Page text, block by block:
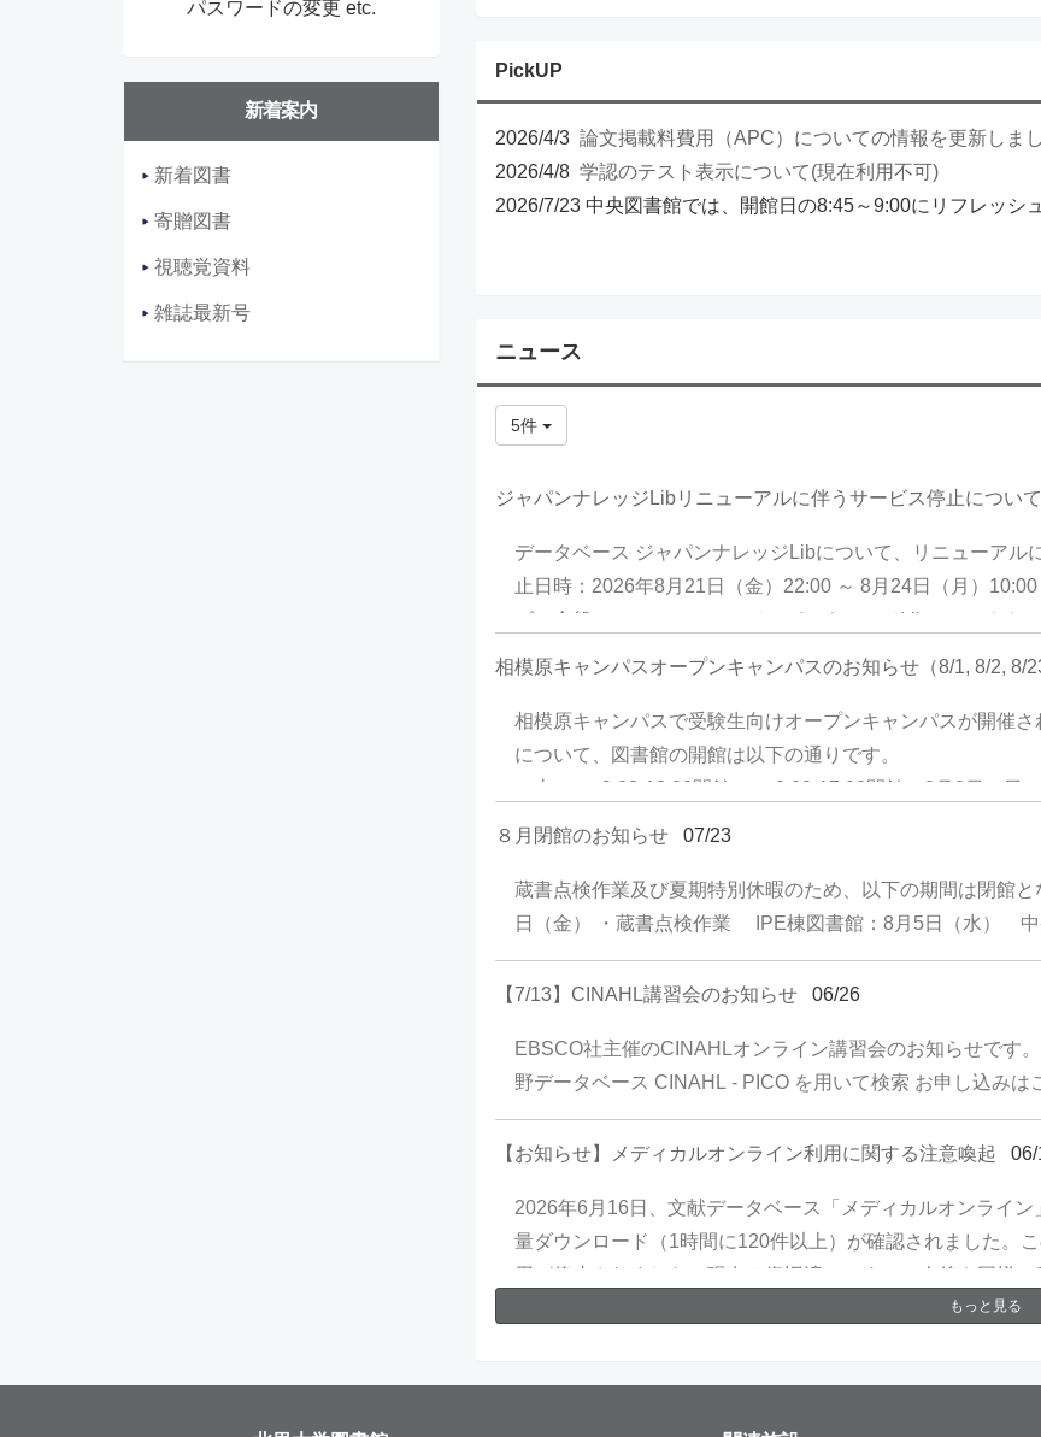
PickUP
2026/4/3 論文掲載料費用（APC）についての情報を更新しまし
2026/4/8 学認のテスト表示について(現在利用不可)
2026/7/23 中央図書館では、開館日の8:45～9:00にリフレッシ
ニュース
5件
ジャパンナレッジLibリニューアルに伴うサービス停止について
データベース ジャパンナレッジLibについて、リニューア
止日時：2026年8月21日（金）22:00 ～ 8月24日（月）
ビス全般 （ジャパンナレッジLib、セレクトコンテ
停止いたします ＊作業の進捗状況により、サービス再開時
時間がかかる場合がございます。 ご不便をおかけしますが
相模原キャンパスオープンキャンパスのお知らせ（8/1, 8/2, 8/
相模原キャンパスで受験生向けオープンキャンパスが開催
について、図書館の開館は以下の通りで
（土） 9:00-12:00開館 9:00-17:00開館 8
閉館 閉館 なお、オープンキャンパス開催に伴い、
８月閉館のお知らせ 07/23
蔵書点検作業及び夏期特別休暇のため、以下の期間は閉館
日（金） ・蔵書点検作業 IPE棟図書館：8月5日（水） 中
【7/13】CINAHL講習会のお知らせ 06/26
EBSCO社主催のCINAHLオンライン講習会のお知らせで
野データベース CINAHL - PICO を用いて検索 お申し込みは
【お知らせ】メディカルオンライン利用に関する注意喚起 06/
2026年6月16日、文献データベース「メディカルオンライ
量ダウンロード（1時間に120件以上）が確認されました。
用が停止されました（現在は復旧済みです）。今後も同様
につながる可能性があります。ご利用にあたっては、下記
もっと見る
パスワードの変更 etc.
新着案内
新着図書
寄贈図書
視聴覚資料
雑誌最新号